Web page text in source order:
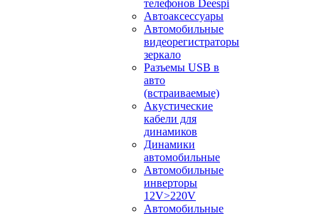
телефонов Deespi
Автоаксессуары
Автомобильные
видеорегистраторы
зеркало
Разъемы USB в
авто
(встраиваемые)
Акустические
кабели для
динамиков
Динамики
автомобильные
Автомобильные
инверторы
12V>220V
Автомобильные